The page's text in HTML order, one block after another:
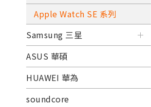
Apple Watch SE 系列
Samsung 三星
ASUS 華碩
HUAWEI 華為
soundcore